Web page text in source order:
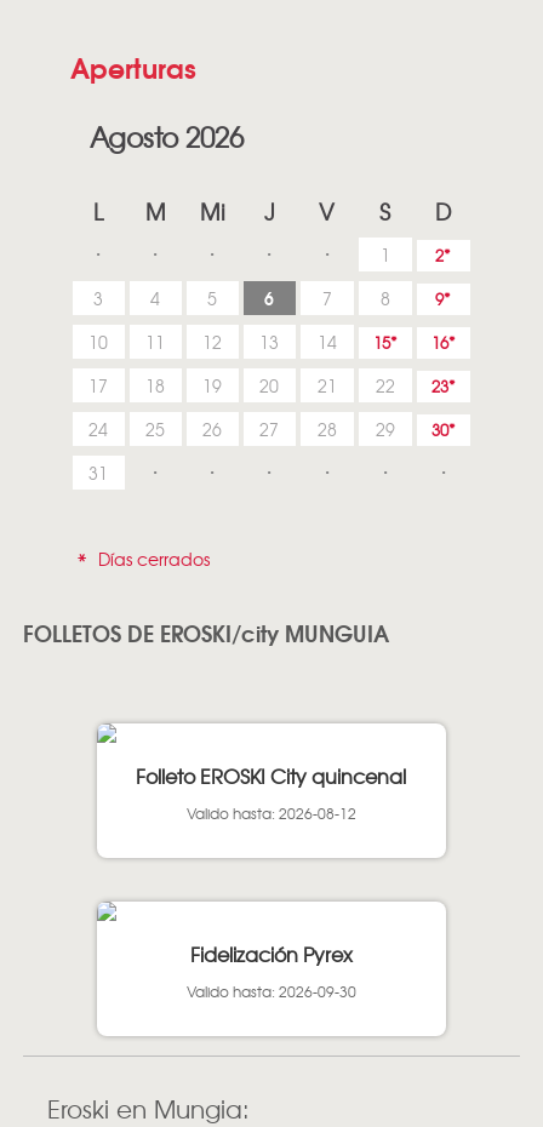
Aperturas
Agosto 2026
L M Mi J V S D
1 2
3 4 5 6 7 8 9
10 11 12 13 14 15 16
17 18 19 20 21 22 23
24 25 26 27 28 29 30
31
* Días cerrados
FOLLETOS DE EROSKI/city MUNGUIA
Folleto EROSKI City quincenal
Valido hasta: 2026-08-12
Fidelización Pyrex
Valido hasta: 2026-09-30
Eroski en Mungia: